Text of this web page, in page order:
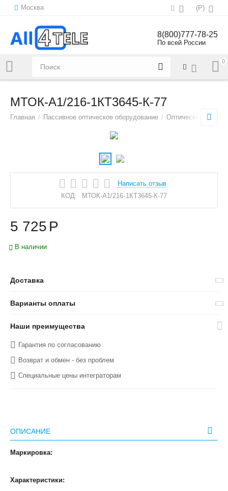
Москва (Р)
Напишите нам:sales@all4tele.com
8(800)777-78-25
По всей России
0
МТОК-А1/216-1КТ3645-К-77
Главная / Пассивное оптическое оборудование / Оптические муфты
Написать отзыв
КОД:
МТОК-А1/216-1КТ3645-К-77
5 725 Р
В наличии
Доставка
Варианты оплаты
Наши преимущества
Гарантия по согласованию
Возврат и обмен - без проблем
Специальные цены интеграторам
ОПИСАНИЕ
Маркировка:
Характеристики: